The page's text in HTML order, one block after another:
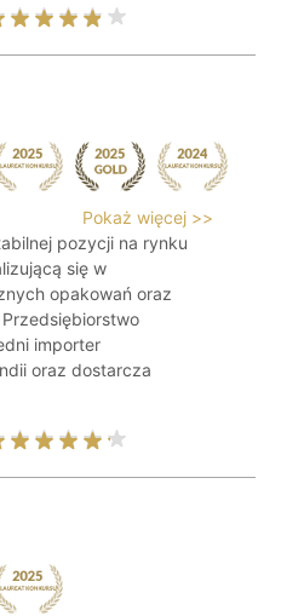
Pokaż więcej >>
pozycji na rynku
się w
opakowań oraz
importer
oraz dostarcza